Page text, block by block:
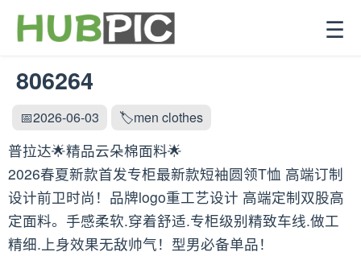
☰
806264
📅2026-06-03 🏷️men clothes
普拉达🌟精品云朵棉面料🌟
2026春夏新款首发专柜最新款短袖圆领T恤 高端订制
设计前卫时尚！品牌logo重工艺设计 高端定制双股高
定面料。手感柔软.穿着舒适.专柜级别精致车线.做工
精细.上身效果无敌帅气！型男必备单品！